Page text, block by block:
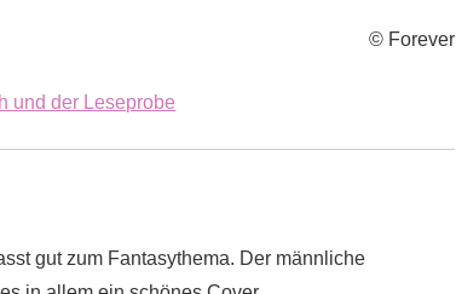
© Forever
und der Leseprobe
gut zum Fantasythema. Der männliche